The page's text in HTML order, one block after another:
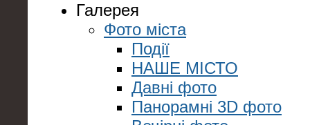
Галерея
Фото міста
Події
НАШЕ МІСТО
Давні фото
Панорамні 3D фото